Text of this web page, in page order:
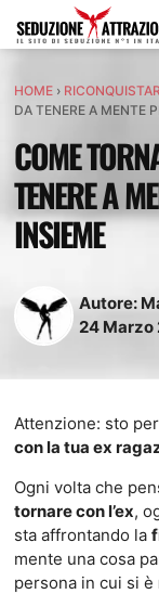
HOME›
DA TENERE A MENTE
COME
TENERE A
INSIEME
Autore:
24 Marzo
Attenzione: sto
con la tua ex
Ogni volta che
tornare con l’ex,
sta affrontando la
mente una cosa
persona in cui si è